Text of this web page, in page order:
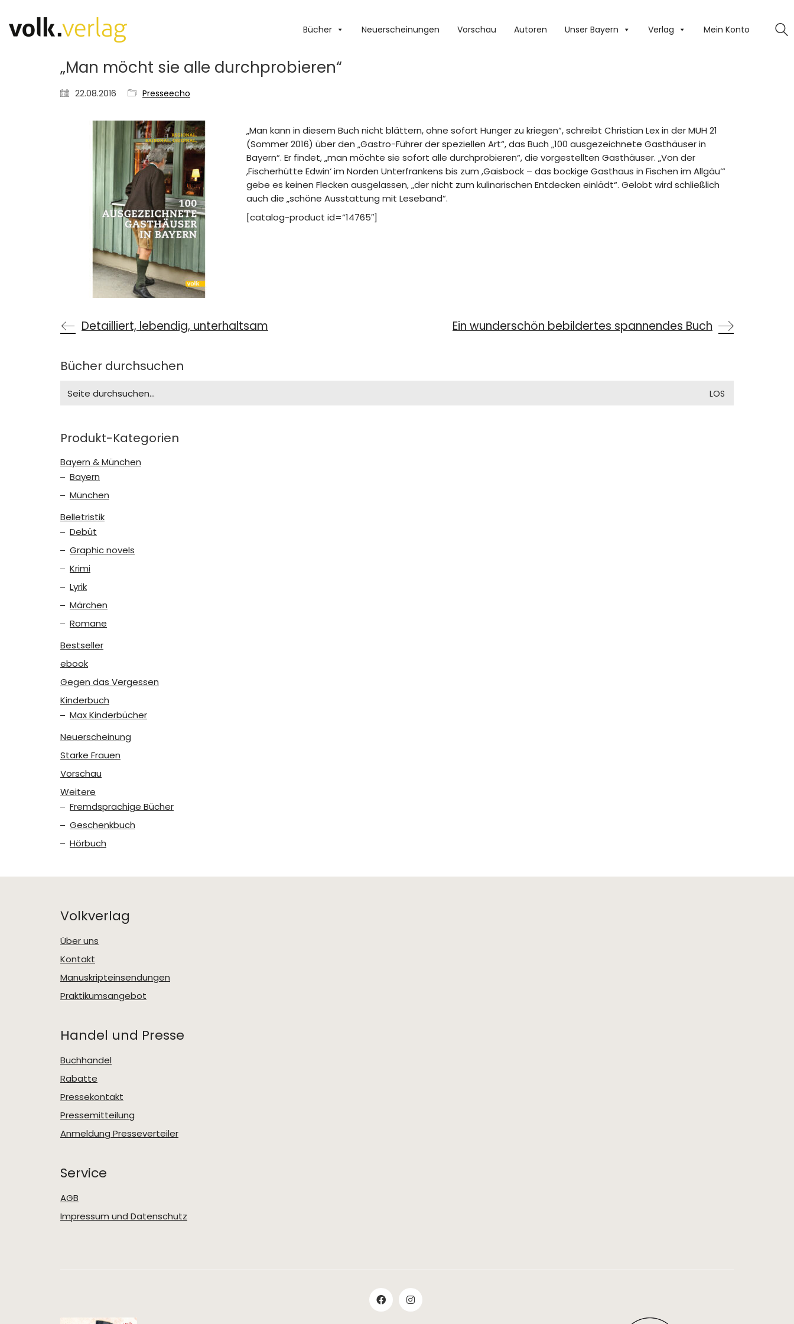
Bücher Neuerscheinungen Vorschau Autoren Unser Bayern Verlag Mein Konto
„Man möcht sie alle durchprobieren“
22.08.2016 Presseecho
„Man kann in diesem Buch nicht blättern, ohne sofort Hunger zu kriegen“, schreibt Christian Lex in der MUH 21
(Sommer 2016) über den „Gastro-Führer der speziellen Art“, das Buch „100 ausgezeichnete Gasthäuser in
Bayern“. Er findet, „man möchte sie sofort alle durchprobieren“, die vorgestellten Gasthäuser. „Von der
,Fischerhütte Edwin‘ im Norden Unterfrankens bis zum ,Gaisbock – das bockige Gasthaus in Fischen im Allgäu‘“
gebe es keinen Flecken ausgelassen, „der nicht zum kulinarischen Entdecken einlädt“. Gelobt wird schließlich
auch die „schöne Ausstattung mit Leseband“.
[catalog-product id=“14765″]
Detailliert, lebendig, unterhaltsam Ein wunderschön bebildertes spannendes Buch
Bücher durchsuchen
for:
Produkt-Kategorien
Bayern & München
Bayern
München
Belletristik
Debüt
Graphic novels
Krimi
Lyrik
Märchen
Romane
Bestseller
ebook
Gegen das Vergessen
Kinderbuch
Max Kinderbücher
Neuerscheinung
Starke Frauen
Vorschau
Weitere
Fremdsprachige Bücher
Geschenkbuch
Hörbuch
Volkverlag
Über uns
Kontakt
Manuskripteinsendungen
Praktikumsangebot
Handel und Presse
Buchhandel
Rabatte
Pressekontakt
Pressemitteilung
Anmeldung Presseverteiler
Service
AGB
Impressum und Datenschutz